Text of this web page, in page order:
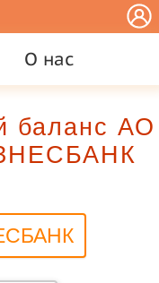
О нас
баланс АО